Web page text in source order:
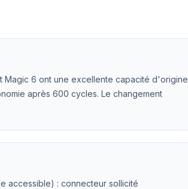
Magic 6 ont une excellente capacité d'origine
après 600 cycles. Le changement
accessible) : connecteur sollicité